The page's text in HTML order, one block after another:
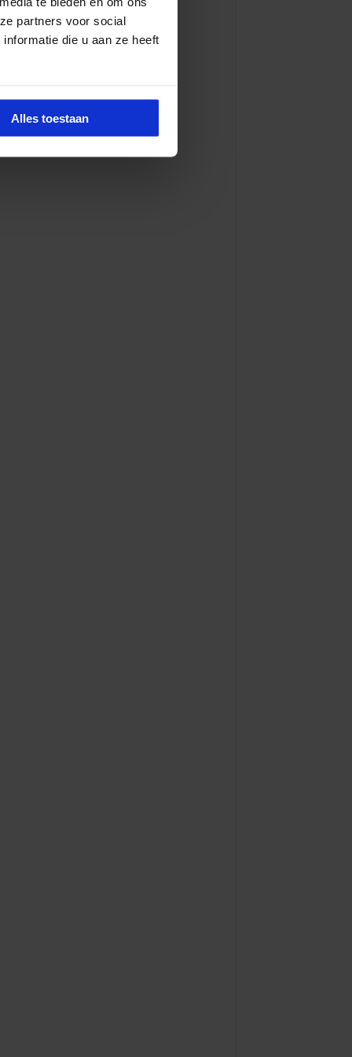
partners voor social
die u aan ze heeft
Alles toestaan